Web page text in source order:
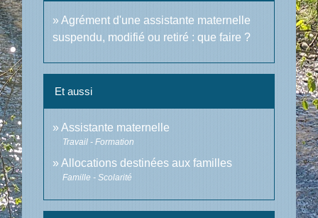
Agrément d'une assistante maternelle
suspendu, modifié ou retiré : que faire ?
Et aussi
Assistante maternelle
Travail - Formation
Allocations destinées aux familles
Famille - Scolarité